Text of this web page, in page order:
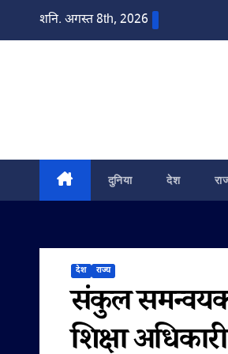
शनि. अगस्त 8th, 2026
दुनिया देश
देश राज्य
संकुल समन्वयक
शिक्षा